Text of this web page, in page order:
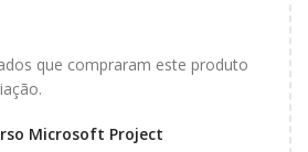
Microsoft Project
que compraram este produto